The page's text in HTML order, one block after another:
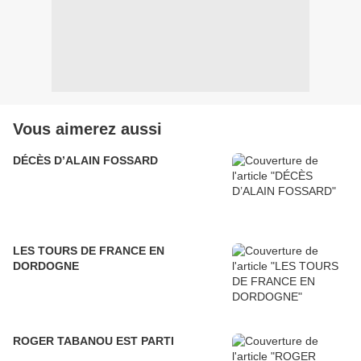
Vous aimerez aussi
DÉCÈS D’ALAIN FOSSARD
LES TOURS DE FRANCE EN
DORDOGNE
ROGER TABANOU EST PARTI